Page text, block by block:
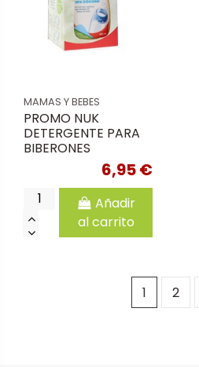
MAMAS Y BEBES
PROMO NUK
DETERGENTE PARA
BIBERONES
6,95 €
Añadir
al carrito
1 2